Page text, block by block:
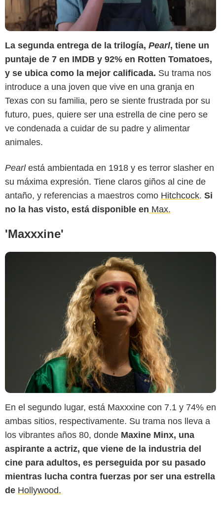
La segunda entrega de la trilogía, Pearl, tiene un
puntaje de 7 en IMDB y 92% en Rotten Tomatoes,
y se ubica como la mejor calificada. Su trama nos
introduce a una joven que vive en una granja en
Texas con su familia, pero se siente frustrada por su
futuro, pues, quiere ser una estrella de cine pero se
ve condenada a cuidar de su padre y alimentar
animales.
Pearlestá ambientada en 1918 y es terror slasher en
su máxima expresión. Tiene claros giños al cine de
antaño, y referencias a maestros como Hitchcock. Si
no la has visto, está disponible en Max.
'Maxxxine'
Universal
En el segundo lugar, está Maxxxine con 7.1 y 74% en
ambas sitios, respectivamente. Su trama nos lleva a
los vibrantes años 80, donde Maxine Minx, una
aspirante a actriz, que viene de la industria del
cine para adultos, es perseguida por su pasado
mientras lucha contra fuerzas por ser una estrella
de Hollywood.
Indie Wire